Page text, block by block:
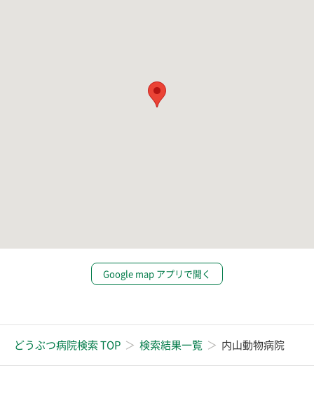
Google map アプリで開く
どうぶつ病院検索 TOP 検索結果一覧 内山動物病院